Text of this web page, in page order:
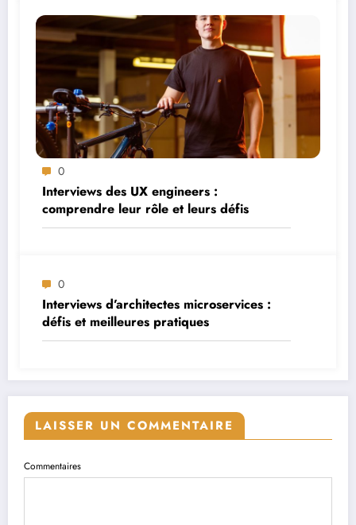
0
Interviews des UX engineers :
comprendre leur rôle et leurs défis
0
Interviews d’architectes microservices :
défis et meilleures pratiques
LAISSER UN COMMENTAIRE
Commentaires